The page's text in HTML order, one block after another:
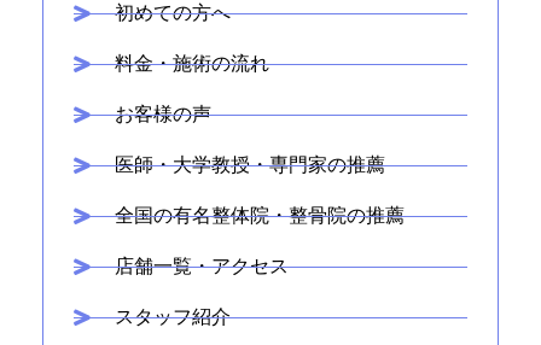
初めての方へ
料金・施術の流れ
お客様の声
医師・大学教授・専門家の推薦
全国の有名整体院・整骨院の推薦
店舗一覧・アクセス
スタッフ紹介